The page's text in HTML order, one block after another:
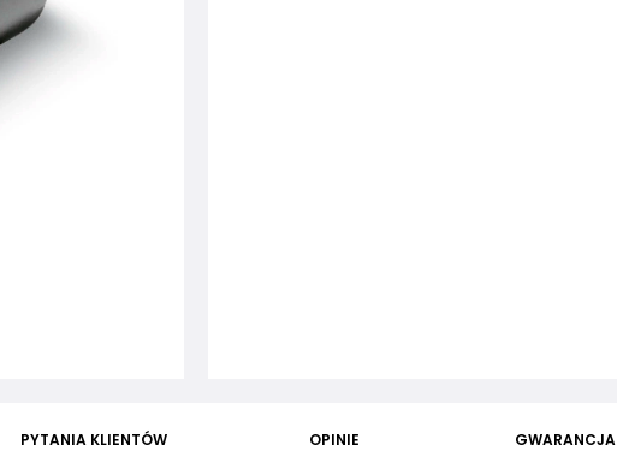
PYTANIA KLIENTÓW OPINIE GWARANCJA